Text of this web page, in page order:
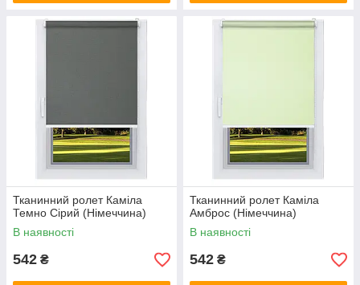
Тканинний ролет Каміла
Темно Сірий (Німеччина)
В наявності
542 ₴
Тканинний ролет Каміла
Амброс (Німеччина)
В наявності
542 ₴